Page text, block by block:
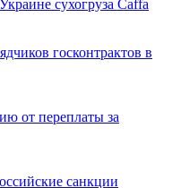
сухогруза Caffa
госконтрактов в
от переплаты за
санкции